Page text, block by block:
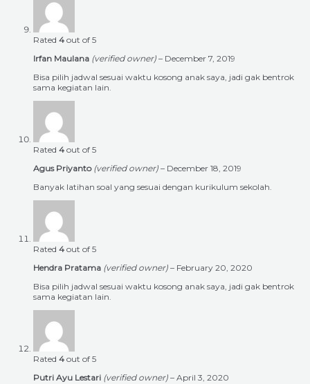
Rated 4 out of 5
Irfan Maulana (verified owner) – December 7, 2019
Bisa pilih jadwal sesuai waktu kosong anak saya, jadi gak bentrok
sama kegiatan lain.
Rated 4 out of 5
Agus Priyanto (verified owner) – December 18, 2019
Banyak latihan soal yang sesuai dengan kurikulum sekolah.
Rated 4 out of 5
Hendra Pratama (verified owner) – February 20, 2020
Bisa pilih jadwal sesuai waktu kosong anak saya, jadi gak bentrok
sama kegiatan lain.
Rated 4 out of 5
Putri Ayu Lestari (verified owner) – April 3, 2020